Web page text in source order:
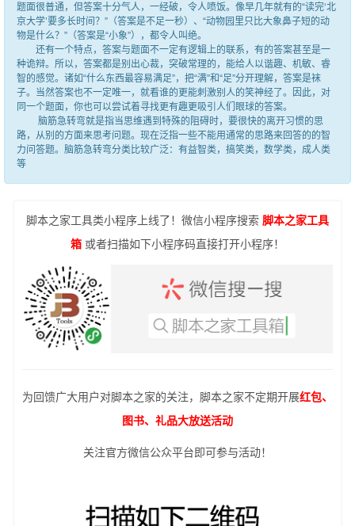
题面很普通，但答案十分气人，一经破，令人喷饭。像早几年就有的“读完‘北
京大学’要多长时间？”（答案是不足一秒）、“动物园里只比大象鼻子短的动
物是什么？”（答案是“小象”），都令人叫绝。
还有一个特点，答案与题面不一定有逻辑上的联系，有的答案甚至是一
种诡辩。所以，答案都是别出心裁，突破常理的，能给人以谐趣、机敏、睿
智的感觉。诸如“什么东西最容易满足”，把“满”和“足”分开理解，答案是袜
子。当然答案也不一定唯一，就看谁的更能刺激别人的笑神经了。因此，对
同一个题面，你也可以尝试着寻找更有趣更吸引人们眼球的答案。
脑筋急转弯就是指当思维遇到特殊的阻碍时，要很快的离开习惯的思
路，从别的方面来思考问题。现在泛指一些不能用通常的思路来回答的的智
力问答题。脑筋急转弯分类比较广泛：有益智类，搞笑类，数学类，成人类
等
脚本之家工具类小程序上线了！微信小程序搜索 脚本之家工具
箱 或者扫描如下小程序码直接打开小程序！
为回馈广大用户对脚本之家的关注，脚本之家不定期开展红包、
图书、礼品大放送活动
关注官方微信公众平台即可参与活动！